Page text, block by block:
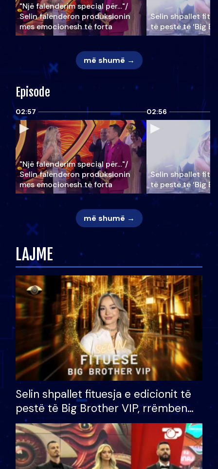
"Një falenderim special për…"/
Selin falënderon produksionin
mes emocionesh të forta
Selin shpallet
të pestë të ‘Big
më shumë →
Episode
02:57
"Një falenderim special për…"/
Selin falënderon produksionin
mes emocionesh të forta
02:56
Selin shpallet
të pestë të ‘Big
më shumë →
LAJME
Selin shpallet fituesja e edicionit të
pestë të Big Brother VIP, rrëmben
çmimin e madh prej 100 mijë eurosh